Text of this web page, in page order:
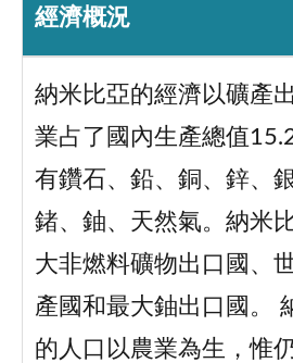
經濟概況
納米比亞的經濟以礦產
業占了國內生產總值
有鑽石、鉛、銅、鋅、
鍺、鈾、天然氣。納米
大非燃料礦物出口國、
產國和最大鈾出口國。
的人口以農業為生，惟